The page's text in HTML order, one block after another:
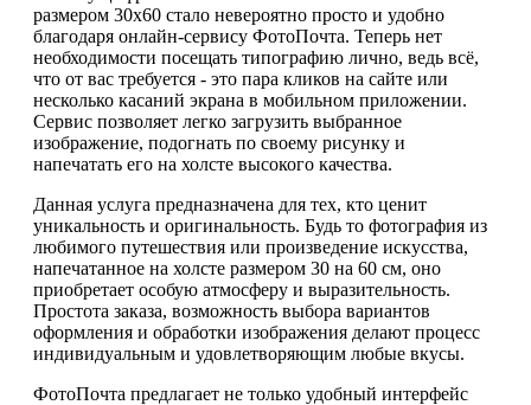
размером 30х60 стало невероятно просто и удобно
благодаря онлайн-сервису ФотоПочта. Теперь нет
необходимости посещать типографию лично, ведь всё,
что от вас требуется - это пара кликов на сайте или
несколько касаний экрана в мобильном приложении.
Сервис позволяет легко загрузить выбранное
изображение, подогнать по своему рисунку и
напечатать его на холсте высокого качества.
Данная услуга предназначена для тех, кто ценит
уникальность и оригинальность. Будь то фотография из
любимого путешествия или произведение искусства,
напечатанное на холсте размером 30 на 60 см, оно
приобретает особую атмосферу и выразительность.
Простота заказа, возможность выбора вариантов
оформления и обработки изображения делают процесс
индивидуальным и удовлетворяющим любые вкусы.
ФотоПочта предлагает не только удобный интерфейс